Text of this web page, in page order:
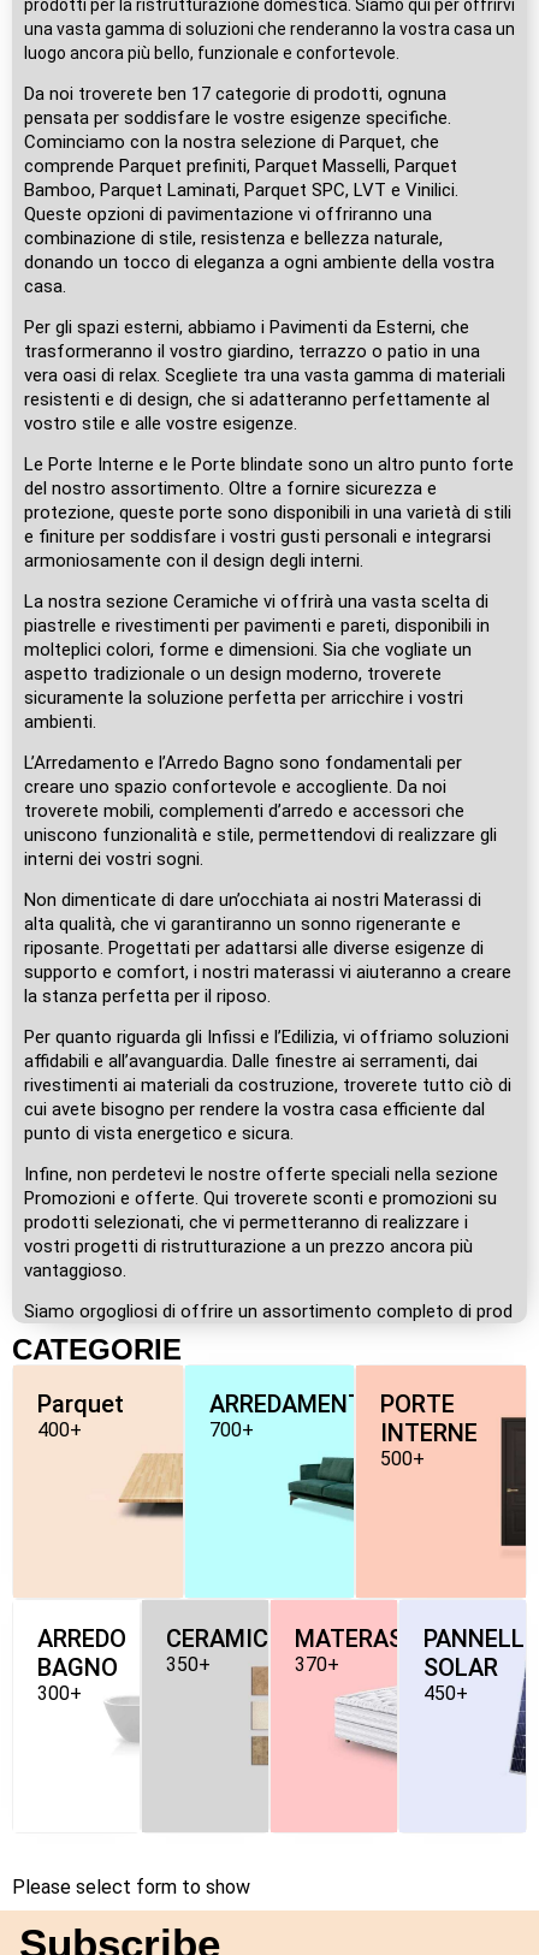
prodotti per la ristrutturazione domestica. Siamo qui per offrirvi
una vasta gamma di soluzioni che renderanno la vostra casa un
luogo ancora più bello, funzionale e confortevole.
Da noi troverete ben 17 categorie di prodotti, ognuna
pensata per soddisfare le vostre esigenze specifiche.
Cominciamo con la nostra selezione di Parquet, che
comprende Parquet prefiniti, Parquet Masselli, Parquet
Bamboo, Parquet Laminati, Parquet SPC, LVT e Vinilici.
Queste opzioni di pavimentazione vi offriranno una
combinazione di stile, resistenza e bellezza naturale,
donando un tocco di eleganza a ogni ambiente della vostra
casa.
Per gli spazi esterni, abbiamo i Pavimenti da Esterni, che
trasformeranno il vostro giardino, terrazzo o patio in una
vera oasi di relax. Scegliete tra una vasta gamma di materiali
resistenti e di design, che si adatteranno perfettamente al
vostro stile e alle vostre esigenze.
Le Porte Interne e le Porte blindate sono un altro punto forte
del nostro assortimento. Oltre a fornire sicurezza e
protezione, queste porte sono disponibili in una varietà di stili
e finiture per soddisfare i vostri gusti personali e integrarsi
armoniosamente con il design degli interni.
La nostra sezione Ceramiche vi offrirà una vasta scelta di
piastrelle e rivestimenti per pavimenti e pareti, disponibili in
molteplici colori, forme e dimensioni. Sia che vogliate un
aspetto tradizionale o un design moderno, troverete
sicuramente la soluzione perfetta per arricchire i vostri
ambienti.
L’Arredamento e l’Arredo Bagno sono fondamentali per
creare uno spazio confortevole e accogliente. Da noi
troverete mobili, complementi d’arredo e accessori che
uniscono funzionalità e stile, permettendovi di realizzare gli
interni dei vostri sogni.
Non dimenticate di dare un’occhiata ai nostri Materassi di
alta qualità, che vi garantiranno un sonno rigenerante e
riposante. Progettati per adattarsi alle diverse esigenze di
supporto e comfort, i nostri materassi vi aiuteranno a creare
la stanza perfetta per il riposo.
Per quanto riguarda gli Infissi e l’Edilizia, vi offriamo soluzioni
affidabili e all’avanguardia. Dalle finestre ai serramenti, dai
rivestimenti ai materiali da costruzione, troverete tutto ciò di
cui avete bisogno per rendere la vostra casa efficiente dal
punto di vista energetico e sicura.
Infine, non perdetevi le nostre offerte speciali nella sezione
Promozioni e offerte. Qui troverete sconti e promozioni su
prodotti selezionati, che vi permetteranno di realizzare i
vostri progetti di ristrutturazione a un prezzo ancora più
vantaggioso.
Siamo orgogliosi di offrire un assortimento completo di prod
CATEGORIE
Parquet
400+
ARREDAMENTO
700+
PORTE
INTERNE
500+
ARREDO
BAGNO
300+
CERAMICHE
350+
MATERASSI
370+
PANNELLI-
SOLAR
450+
Please select form to show
Subscribe